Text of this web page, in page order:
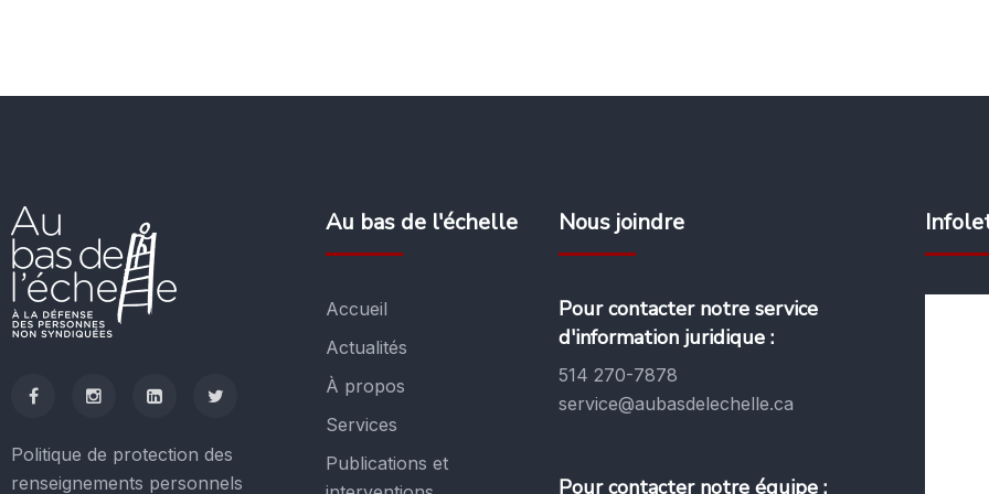
Politique de protection des
renseignements personnels
Au bas de l'échelle
Accueil
Actualités
À propos
Services
Publications et
Nous joindre
Pour contacter notre service
d'information juridique :
514 270-7878
service@aubasdelechelle.ca
Pour contacter notre équipe :